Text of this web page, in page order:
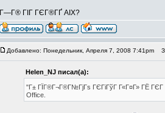
Г—Г® ГІГ ГЄГ®ГҐ AIX?
Добавлено: Понедельник, Апреля 7, 2008 7:41pm
Helen_NJ писал(а):
"Г± ГЇГ®Г¬Г®Г№ГјГѕ ГЄГіГўГ Г«Г¤Г» ГЁ
Office.